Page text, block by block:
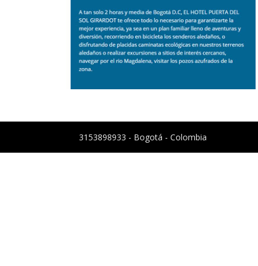
3153898933 - Bogotá - Colombia